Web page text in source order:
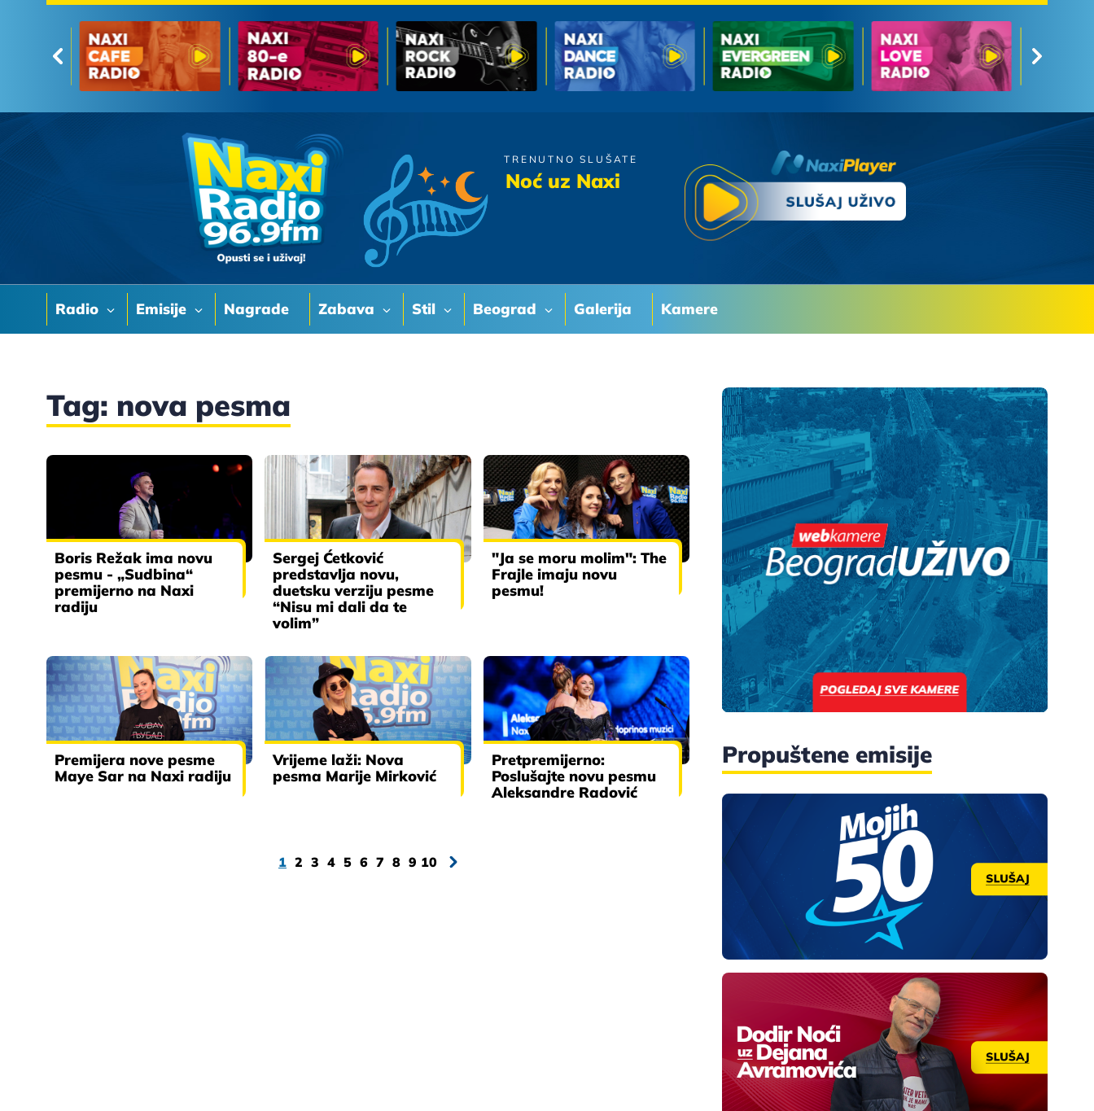
Radio Emisije Nagrade Zabava Stil Beograd Galerija Kamere
TRENUTNO SLUŠATE
Noć uz Naxi
Zeljko Joksimovic
Tag: nova pesma
Boris Režak ima novu
pesmu - „Sudbina“
premijerno na Naxi
radiju
Sergej Ćetković
predstavlja novu,
duetsku verziju pesme
“Nisu mi dali da te
volim”
"Ja se moru molim": The
Frajle imaju novu
pesmu!
Premijera nove pesme
Maye Sar na Naxi radiju
Vrijeme laži: Nova
pesma Marije Mirković
Pretpremijerno:
Poslušajte novu pesmu
Aleksandre Radović
1 2 3 4 5 6 7 8 9 10
Propuštene emisije